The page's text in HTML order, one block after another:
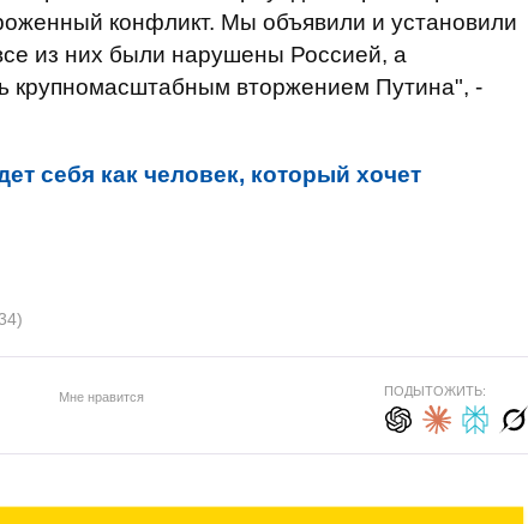
конфликт. Мы объявили и установили
из них были нарушены Россией, а
крупномасштабным вторжением Путина", -
себя как человек, который хочет
Мне нравится ПОДЫТОЖИТЬ: